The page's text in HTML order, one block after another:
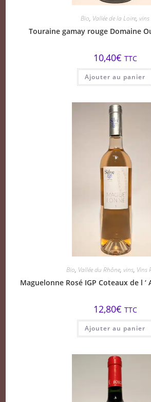
Bio, Vallée de la Loire, vins
Touraine gamay rouge Domaine
10,40€ TTC
Ajouter au panier
Bio, Vallée du Rhône, vins, Vins
Maguelonne Rosé IGP Coteaux de l ‘
12,80€ TTC
Ajouter au panier